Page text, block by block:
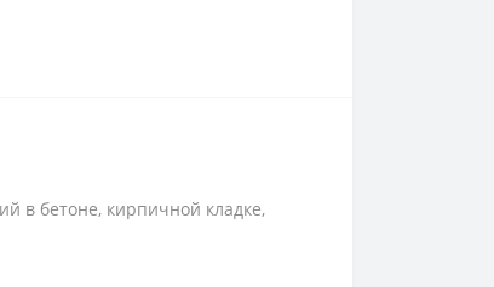
в бетоне, кирпичной кладке,